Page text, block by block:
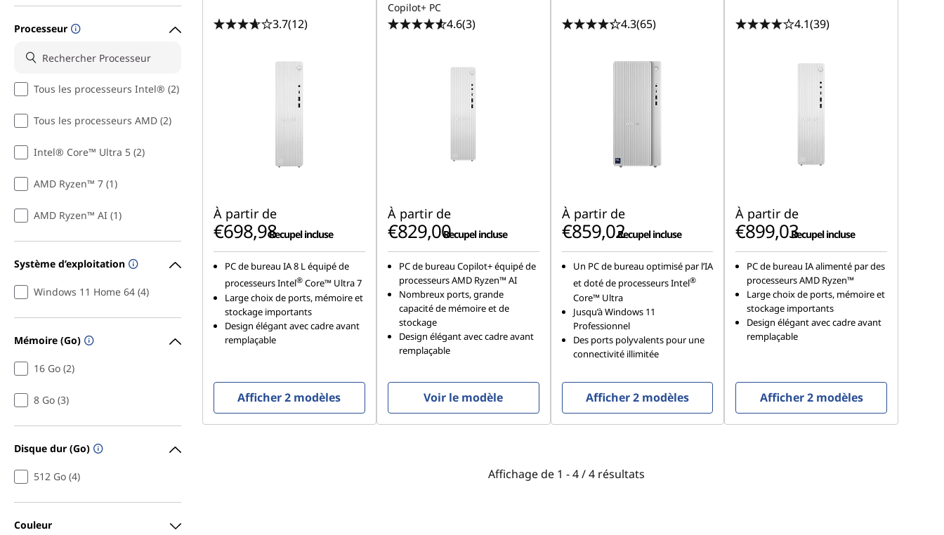
Processeur
Tous les processeurs Intel® (2)
Tous les processeurs AMD (2)
Intel® Core™ Ultra 5 (2)
AMD Ryzen™ 7 (1)
AMD Ryzen™ AI (1)
Système d’exploitation
Windows 11 Home 64 (4)
Mémoire (Go)
16 Go (2)
8 Go (3)
Disque dur (Go)
512 Go (4)
Couleur
3.7(12)
À partir de
€698,98Recupel incluse
PC de bureau IA 8 L équipé de
processeurs Intel® Core™ Ultra 7
Large choix de ports, mémoire et
stockage importants
Design élégant avec cadre avant
remplaçable
Afficher 2 modèles
Copilot+ PC
4.6(3)
À partir de
€829,00Recupel incluse
PC de bureau Copilot+ équipé de
processeurs AMD Ryzen™ AI
Nombreux ports, grande
capacité de mémoire et de
stockage
Design élégant avec cadre avant
remplaçable
Voir le modèle
4.3(65)
À partir de
€859,02Recupel incluse
Un PC de bureau optimisé par l’IA
et doté de processeurs Intel®
Core™ Ultra
Jusqu’à Windows 11
Professionnel
Des ports polyvalents pour une
connectivité illimitée
Afficher 2 modèles
4.1(39)
À partir de
€899,03Recupel incluse
PC de bureau IA alimenté par des
processeurs AMD Ryzen™
Large choix de ports, mémoire et
stockage importants
Design élégant avec cadre avant
remplaçable
Afficher 2 modèles
Affichage de1 -4 / 4 résultats